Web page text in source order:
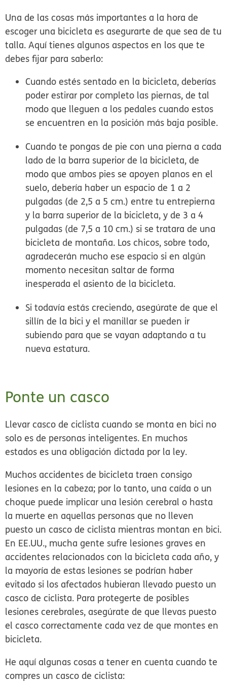
Una de las cosas más importantes a la hora de
escoger una bicicleta es asegurarte de que sea de tu
talla. Aquí tienes algunos aspectos en los que te
debes fijar para saberlo:
Cuando estés sentado en la bicicleta, deberías
poder estirar por completo las piernas, de tal
modo que lleguen a los pedales cuando estos
se encuentren en la posición más baja posible.
Cuando te pongas de pie con una pierna a cada
lado de la barra superior de la bicicleta, de
modo que ambos pies se apoyen planos en el
suelo, debería haber un espacio de 1 a 2
pulgadas (de 2,5 a 5 cm.) entre tu entrepierna
y la barra superior de la bicicleta, y de 3 a 4
pulgadas (de 7,5 a 10 cm.) si se tratara de una
bicicleta de montaña. Los chicos, sobre todo,
agradecerán mucho ese espacio si en algún
momento necesitan saltar de forma
inesperada el asiento de la bicicleta.
Si todavía estás creciendo, asegúrate de que el
sillín de la bici y el manillar se pueden ir
subiendo para que se vayan adaptando a tu
nueva estatura.
Ponte un casco
Llevar casco de ciclista cuando se monta en bici no
solo es de personas inteligentes. En muchos
estados es una obligación dictada por la ley.
Muchos accidentes de bicicleta traen consigo
lesiones en la cabeza; por lo tanto, una caída o un
choque puede implicar una lesión cerebral o hasta
la muerte en aquellas personas que no lleven
puesto un casco de ciclista mientras montan en bici.
En EE.UU., mucha gente sufre lesiones graves en
accidentes relacionados con la bicicleta cada año, y
la mayoría de estas lesiones se podrían haber
evitado si los afectados hubieran llevado puesto un
casco de ciclista. Para protegerte de posibles
lesiones cerebrales, asegúrate de que llevas puesto
el casco correctamente cada vez de que montes en
bicicleta.
He aquí algunas cosas a tener en cuenta cuando te
compres un casco de ciclista: